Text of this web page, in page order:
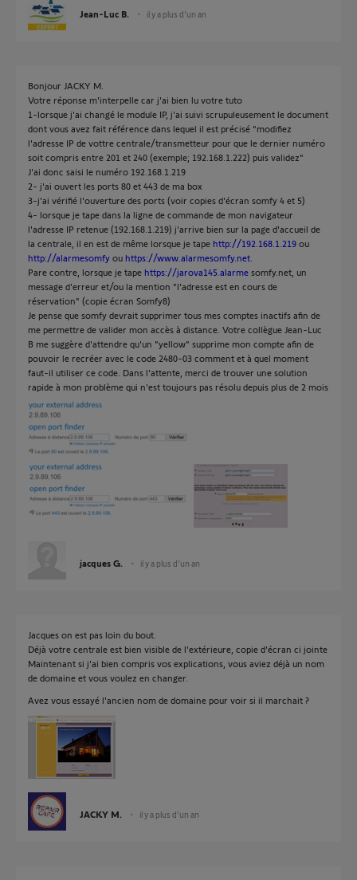
Jean-Luc B. il y a plus d'un an
Bonjour JACKY M.
Votre réponse m'interpelle car j'ai bien lu votre tuto
1-lorsque j'ai changé le module IP, j'ai suivi scrupuleusement le document
dont vous avez fait référence dans lequel il est précisé "modifiez
l'adresse IP de vottre centrale/transmetteur pour que le dernier numéro
soit compris entre 201 et 240 (exemple; 192.168.1.222) puis validez"
J'ai donc saisi le numéro 192.168.1.219
2- j'ai ouvert les ports 80 et 443 de ma box
3-j'ai vérifié l'ouverture des ports (voir copies d'écran somfy 4 et 5)
4- lorsque je tape dans la ligne de commande de mon navigateur
l'adresse IP retenue (192.168.1.219) j'arrive bien sur la page d'accueil de
la centrale, il en est de même lorsque je tape http://192.168.1.219 ou
http://alarmesomfy ou https://www.alarmesomfy.net
Pare contre, lorsque je tape https://jarova145.alarme somfy.net, un
message d'erreur et/ou la mention "l'adresse est en cours de
réservation" (copie écran Somfy8)
Je pense que somfy devrait supprimer tous mes comptes inactifs afin de
me permettre de valider mon accès à distance. Votre collègue Jean-Luc
B me suggère d'attendre qu'un "yellow" supprime mon compte afin de
pouvoir le recréer avec le code 2480-03 comment et à quel moment
faut-il utiliser ce code. Dans l'attente, merci de trouver une solution
rapide à mon problème qui n'est toujours pas résolu depuis plus de 2 mois
jacques G. il y a plus d'un an
Jacques on est pas loin du bout.
Déjà votre centrale est bien visible de l'extérieure, copie d'écran ci jointe
Maintenant si j'ai bien compris vos explications, vous aviez déjà un nom
de domaine et vous voulez en changer.
Avez vous essayé l'ancien nom de domaine pour voir si il marchait ?
JACKY M. il y a plus d'un an